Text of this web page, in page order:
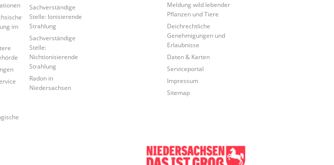
im
Sachverständige
Stelle: Ionisierende
Strahlung
Sachverständige
Stelle:
Nichtionisierende
Strahlung
Radon in
Niedersachsen
Meldung wild lebender
Pflanzen und Tiere
Deichrechtliche
Genehmigungen und
Erlaubnisse
Daten & Karten
Serviceportal
Impressum
Sitemap